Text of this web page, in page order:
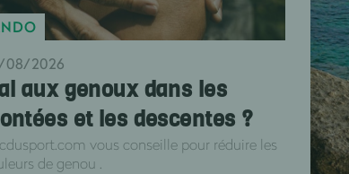
08/2026
aux genoux dans les
et les descentes ?
vous conseille pour réduire les
de genou .